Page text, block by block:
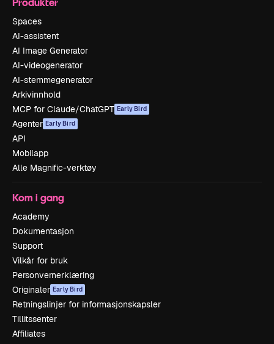
Spaces
AI-assistent
AI Image Generator
AI-videogenerator
AI-stemmegenerator
Arkivinnhold
MCP for Claude/ChatGPT Early Bird
Agenter Early Bird
API
Mobilapp
Alle Magnific-verktøy
Kom i gang
Academy
Dokumentasjon
Support
Vilkår for bruk
Personvernerklæring
Originaler Early Bird
Retningslinjer for informasjonskapsler
Tillitssenter
Affiliates